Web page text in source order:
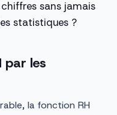
sans jamais
statistiques ?
par les
la fonction RH